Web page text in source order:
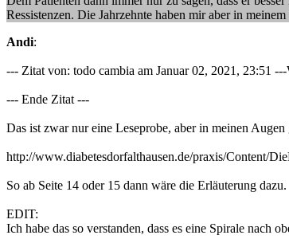
Ressistenzen. Die Jahrzehnte haben mir aber in
Andi:
--- Zitat von: todo cambia am Januar 02, 2021, 23:51
--- Ende Zitat ---
Das ist zwar nur eine Leseprobe, aber in meinen
http://www.diabetesdorfalthausen.de/praxis/Content/
So ab Seite 14 oder 15 dann wäre die Erläuterung dazu.
EDIT:
Ich habe das so verstanden, dass es eine Spirale nach